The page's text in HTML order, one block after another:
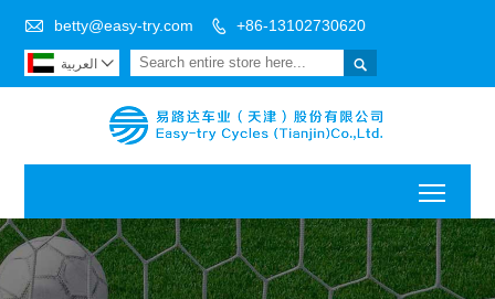
 betty@easy-try.com  +86-13102730620
 العربية 